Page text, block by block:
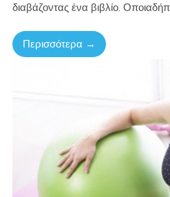
διαβάζοντας ένα βιβλίο.
Περισσότερα →